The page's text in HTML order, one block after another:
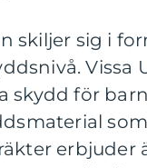
skiljer sig i
Vissa
skydd för